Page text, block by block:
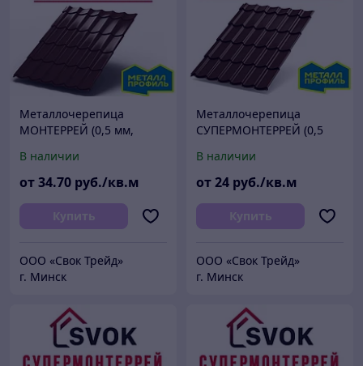
Металлочерепица
МОНТЕРРЕЙ (0,5 мм,
В наличии
от34.70 руб./кв.м
Купить
ООО «Свок Трейд»
г. Минск
Металлочерепица
СУПЕРМОНТЕРРЕЙ (0,5
В наличии
от24 руб./кв.м
Купить
ООО «Свок Трейд»
г. Минск